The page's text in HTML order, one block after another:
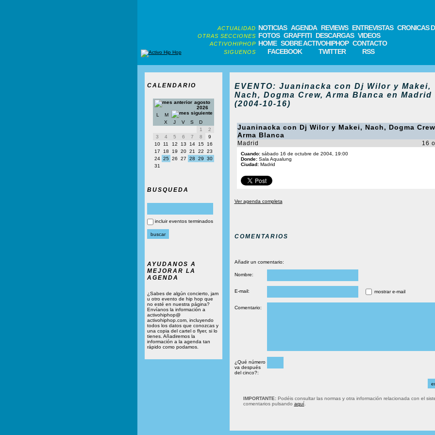
ACTUALIDAD NOTICIAS AGENDA REVIEWS ENTREVISTAS CRONICAS
OTRAS SECCIONES FOTOS GRAFFITI DESCARGAS VIDEOS
ACTIVOHIPHOP HOME SOBRE ACTIVOHIPHOP CONTACTO
SIGUENOS FACEBOOK TWITTER RSS
CALENDARIO
agosto
2026
L
M
X
J V S
D
1
2
3
4 5 6 7 8
9
10
11 12 13 14 15
16
17
18 19 20 21 22
23
24 25 26 27 28 29
30
31
BUSQUEDA
incluir eventos terminados
AYUDANOS A
MEJORAR LA
AGENDA
¿Sabes de algún concierto, jam
u otro evento de hip hop que
no esté en nuestra página?
Envíanos la información a
activohiphop@
activohiphop.com, incluyendo
todos los datos que conozcas y
una copia del cartel o flyer, si lo
tienes. Añadiremos la
información a la agenda tan
rápido como podamos.
EVENTO: Juaninacka con Dj Wilor y Makei,
Nach, Dogma Crew, Arma Blanca en Madrid
(2004-10-16)
Juaninacka con Dj Wilor y Makei, Nach, Dogma
Arma Blanca
Madrid 16
Cuando:sábado 16 de octubre de 2004, 19:00
Donde:Sala Aqualung
Ciudad:Madrid
Ver agenda completa
COMENTARIOS
Añadir un comentario:
Nombre:
E-mail: mostrar e-mail
Comentario:
¿Qué número
va después
del cinco?:
IMPORTANTE:Podéis consultar las normas y otra información relacionada con el
comentarios pulsando aquí.